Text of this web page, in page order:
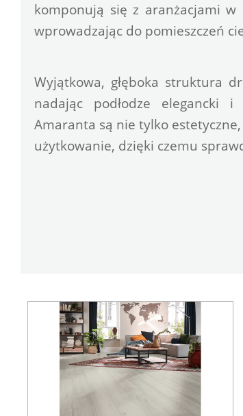
komponują się z aranżacjami
wprowadzając do pomieszczeń
Wyjątkowa, głęboka struktura
nadając podłodze elegancki
Amaranta są nie tylko
użytkowanie, dzięki czemu